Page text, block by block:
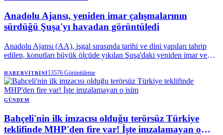
Anadolu Ajansı, yeniden imar çalışmalarının
sürdüğü Şuşa'yı havadan görüntüledi
Anadolu Ajansı (AA), işgal sırasında tarihi ve dini yapıları tahrip
edilen, konutları büyük ölçüde yıkılan Şuşa'daki yeniden imar ve
HABERVITRINI13576 Görüntüleme
GÜNDEM
Bahçeli'nin ilk imzacısı olduğu terörsüz Türkiye
teklifinde MHP'den fire var! İşte imzalamayan o